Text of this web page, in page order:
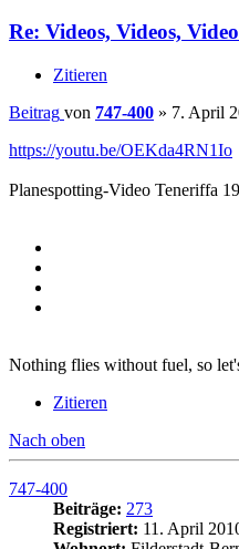
Re: Videos, Videos,
Zitieren
Beitrag von 747-400 » 7. April
https://youtu.be/OEKda4RN1Io
Planespotting-Video Teneriffa
Nothing flies without fuel, so
Zitieren
Nach oben
747-400
Beiträge: 273
Registriert: 11. April